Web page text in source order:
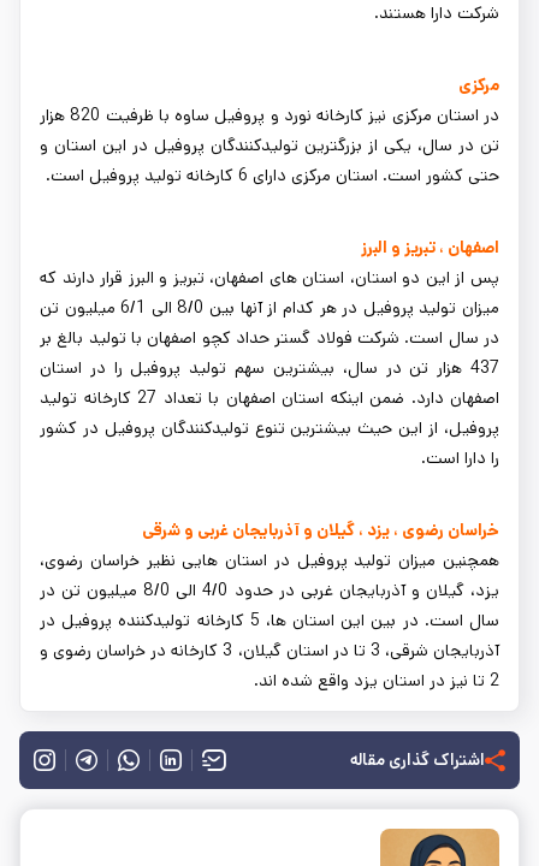
شرکت دارا هستند.
مرکزی
در استان مرکزی نیز کارخانه نورد و پروفیل ساوه با ظرفیت 820 هزار
تن در سال، یکی از بزرگترین تولیدکنندگان پروفیل در این استان و
حتی کشور است. استان مرکزی دارای 6 کارخانه تولید پروفیل است.
اصفهان ، تبریز و البرز
پس از این دو استان، استان های اصفهان، تبریز و البرز قرار دارند که
میزان تولید پروفیل در هر کدام از آنها بین 8/0 الی 6/1 میلیون تن
در سال است. شرکت فولاد گستر حداد کچو اصفهان با تولید بالغ بر
437 هزار تن در سال، بیشترین سهم تولید پروفیل را در استان
اصفهان دارد. ضمن اینکه استان اصفهان با تعداد 27 کارخانه تولید
پروفیل، از این حیث بیشترین تنوع تولیدکنندگان پروفیل در کشور
را دارا است.
خراسان رضوی ، یزد ، گیلان و آذربایجان غربی و شرقی
همچنین میزان تولید پروفیل در استان هایی نظیر خراسان رضوی،
یزد، گیلان و آذربایجان غربی در حدود 4/0 الی 8/0 میلیون تن در
سال است. در بین این استان ها، 5 کارخانه تولیدکننده پروفیل در
آذربایجان شرقی، 3 تا در استان گیلان، 3 کارخانه در خراسان رضوی و
2 تا نیز در استان یزد واقع شده اند.
اشتراک گذاری مقاله